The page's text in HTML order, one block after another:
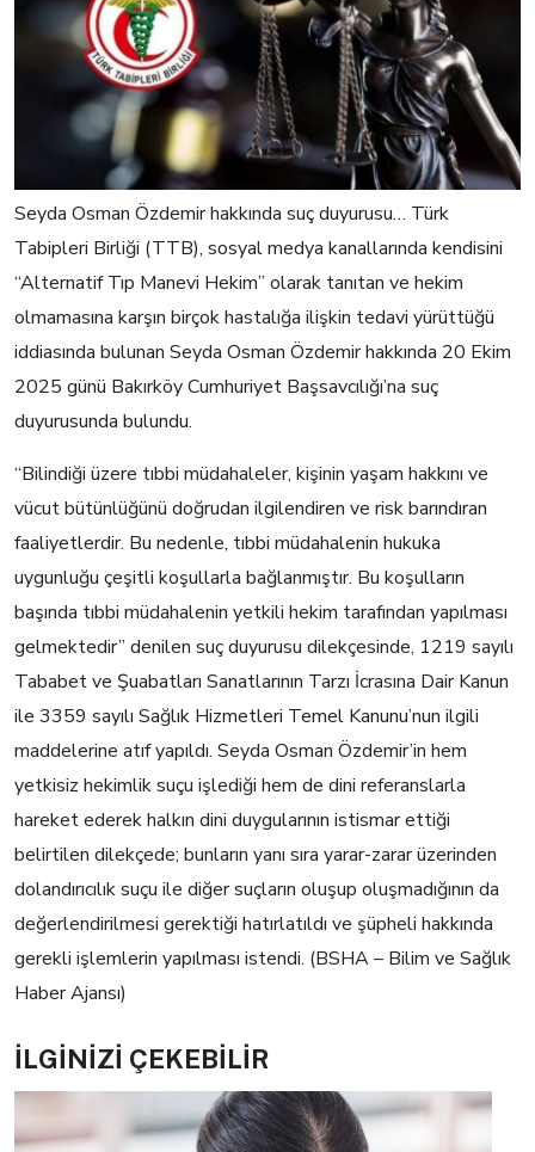
Seyda Osman Özdemir hakkında suç duyurusu… Türk
Tabipleri Birliği (TTB), sosyal medya kanallarında kendisini
“Alternatif Tıp Manevi Hekim” olarak tanıtan ve hekim
olmamasına karşın birçok hastalığa ilişkin tedavi yürüttüğü
iddiasında bulunan Seyda Osman Özdemir hakkında 20 Ekim
2025 günü Bakırköy Cumhuriyet Başsavcılığı’na suç
duyurusunda bulundu.
“Bilindiği üzere tıbbi müdahaleler, kişinin yaşam hakkını ve
vücut bütünlüğünü doğrudan ilgilendiren ve risk barındıran
faaliyetlerdir. Bu nedenle, tıbbi müdahalenin hukuka
uygunluğu çeşitli koşullarla bağlanmıştır. Bu koşulların
başında tıbbi müdahalenin yetkili hekim tarafından yapılması
gelmektedir” denilen suç duyurusu dilekçesinde, 1219 sayılı
Tababet ve Şuabatları Sanatlarının Tarzı İcrasına Dair Kanun
ile 3359 sayılı Sağlık Hizmetleri Temel Kanunu’nun ilgili
maddelerine atıf yapıldı. Seyda Osman Özdemir’in hem
yetkisiz hekimlik suçu işlediği hem de dini referanslarla
hareket ederek halkın dini duygularının istismar ettiği
belirtilen dilekçede; bunların yanı sıra yarar-zarar üzerinden
dolandırıcılık suçu ile diğer suçların oluşup oluşmadığının da
değerlendirilmesi gerektiği hatırlatıldı ve şüpheli hakkında
gerekli işlemlerin yapılması istendi. (BSHA – Bilim ve Sağlık
Haber Ajansı)
İLGİNİZİ ÇEKEBİLİR